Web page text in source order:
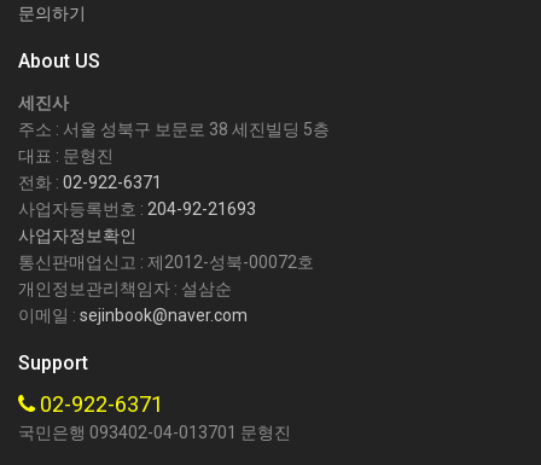
문의하기
About US
세진사
주소 : 서울 성북구 보문로 38 세진빌딩 5층
대표 : 문형진
전화 : 02-922-6371
사업자등록번호 : 204-92-21693
사업자정보확인
통신판매업신고 : 제2012-성북-00072호
개인정보관리책임자 : 설삼순
이메일 : sejinbook@naver.com
Support
02-922-6371
국민은행 093402-04-013701 문형진